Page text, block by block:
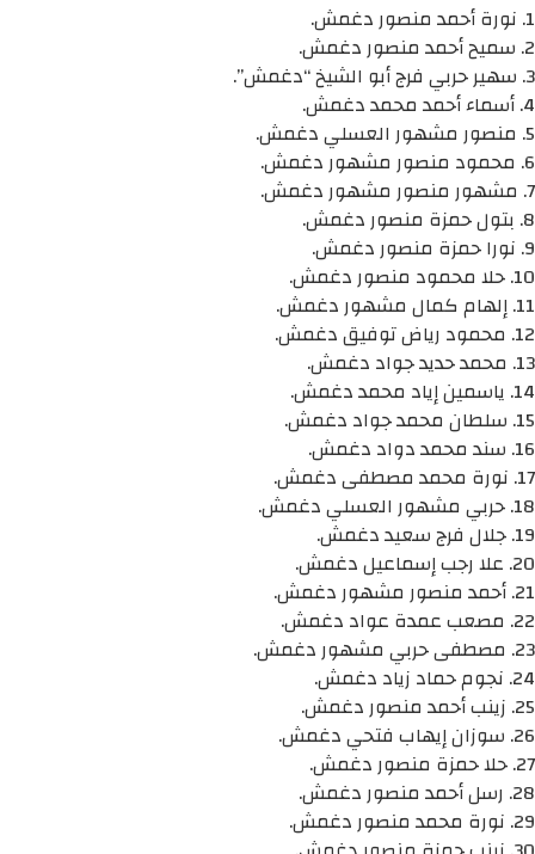
1. نورة أحمد منصور دغمش.
2. سميح أحمد منصور دغمش.
3. سهير حربي فرج أبو الشيخ “دغمش”.
4. أسماء أحمد محمد دغمش.
5. منصور مشهور العسلي دغمش.
6. محمود منصور مشهور دغمش.
7. مشهور منصور مشهور دغمش.
8. بتول حمزة منصور دغمش.
9. نورا حمزة منصور دغمش.
10. حلا محمود منصور دغمش.
11. إلهام كمال مشهور دغمش.
12. محمود رياض توفيق دغمش.
13. محمد حديد جواد دغمش.
14. ياسمين إياد محمد دغمش.
15. سلطان محمد جواد دغمش.
16. سند محمد دواد دغمش.
17. نورة محمد مصطفى دغمش.
18. حربي مشهور العسلي دغمش.
19. جلال فرج سعيد دغمش.
20. علا رجب إسماعيل دغمش.
21. أحمد منصور مشهور دغمش.
22. مصعب عمدة عواد دغمش.
23. مصطفى حربي مشهور دغمش.
24. نجوم حماد زياد دغمش.
25. زينب أحمد منصور دغمش.
26. سوزان إيهاب فتحي دغمش.
27. حلا حمزة منصور دغمش.
28. رسل أحمد منصور دغمش.
29. نورة محمد منصور دغمش.